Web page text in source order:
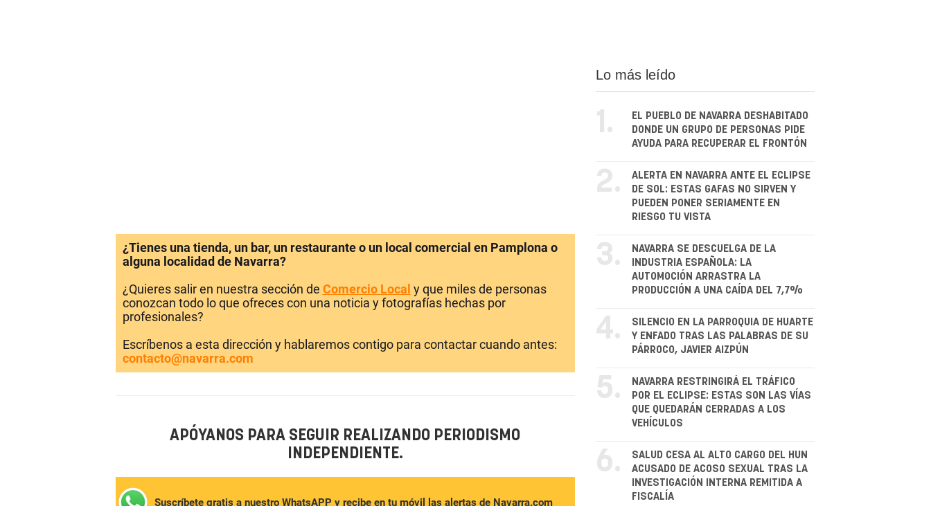
¿Tienes una tienda, un bar, un restaurante o un local comercial en Pamplona o
alguna localidad de Navarra?
¿Quieres salir en nuestra sección de Comercio Local y que miles de personas
conozcan todo lo que ofreces con una noticia y fotografías hechas por
profesionales?
Escríbenos a esta dirección y hablaremos contigo para contactar cuando antes:
contacto@navarra.com
APÓYANOS PARA SEGUIR REALIZANDO PERIODISMO
INDEPENDIENTE.
Suscríbete gratis a nuestro WhatsAPP y recibe en tu móvil las alertas de Navarra.com
Lo más leído
1.
EL PUEBLO DE NAVARRA DESHABITADO
DONDE UN GRUPO DE PERSONAS PIDE
AYUDA PARA RECUPERAR EL FRONTÓN
2.
ALERTA EN NAVARRA ANTE EL ECLIPSE
DE SOL: ESTAS GAFAS NO SIRVEN Y
PUEDEN PONER SERIAMENTE EN
RIESGO TU VISTA
3.
NAVARRA SE DESCUELGA DE LA
INDUSTRIA ESPAÑOLA: LA
AUTOMOCIÓN ARRASTRA LA
PRODUCCIÓN A UNA CAÍDA DEL 7,7%
4.
SILENCIO EN LA PARROQUIA DE HUARTE
Y ENFADO TRAS LAS PALABRAS DE SU
PÁRROCO, JAVIER AIZPÚN
5.
NAVARRA RESTRINGIRÁ EL TRÁFICO
POR EL ECLIPSE: ESTAS SON LAS VÍAS
QUE QUEDARÁN CERRADAS A LOS
VEHÍCULOS
6.
SALUD CESA AL ALTO CARGO DEL HUN
ACUSADO DE ACOSO SEXUAL TRAS LA
INVESTIGACIÓN INTERNA REMITIDA A
FISCALÍA